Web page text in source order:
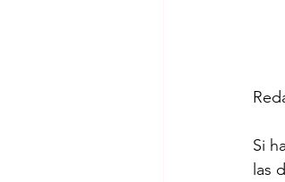
Si
las